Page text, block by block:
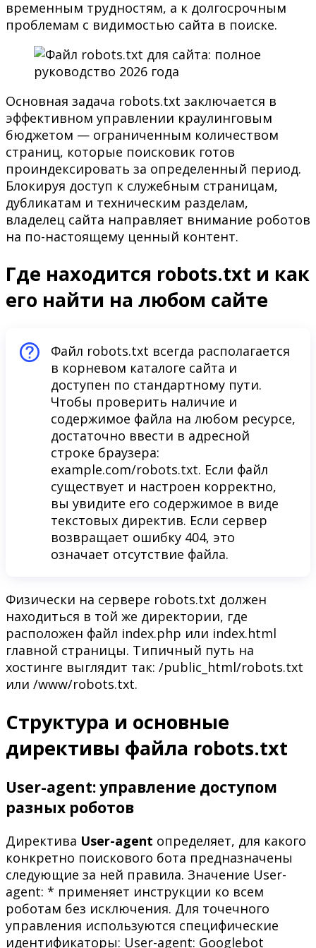
временным трудностям, а к долгосрочным
проблемам с видимостью сайта в поиске.
Основная задача robots.txt заключается в
эффективном управлении краулинговым
бюджетом — ограниченным количеством
страниц, которые поисковик готов
проиндексировать за определенный период.
Блокируя доступ к служебным страницам,
дубликатам и техническим разделам,
владелец сайта направляет внимание роботов
на по-настоящему ценный контент.
Где находится robots.txt и как
его найти на любом сайте
Файл robots.txt всегда располагается
в корневом каталоге сайта и
доступен по стандартному пути.
Чтобы проверить наличие и
содержимое файла на любом ресурсе,
достаточно ввести в адресной
строке браузера:
example.com/robots.txt. Если файл
существует и настроен корректно,
вы увидите его содержимое в виде
текстовых директив. Если сервер
возвращает ошибку 404, это
означает отсутствие файла.
Физически на сервере robots.txt должен
находиться в той же директории, где
расположен файл index.php или index.html
главной страницы. Типичный путь на
хостинге выглядит так: /public_html/robots.txt
или /www/robots.txt.
Структура и основные
директивы файла robots.txt
User-agent: управление доступом
разных роботов
Директива User-agent определяет, для какого
конкретно поискового бота предназначены
следующие за ней правила. Значение User-
agent: * применяет инструкции ко всем
роботам без исключения. Для точечного
управления используются специфические
идентификаторы: User-agent: Googlebot